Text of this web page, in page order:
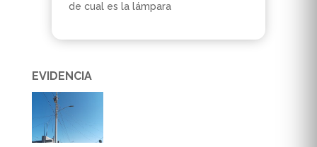
de cual es la lámpara
EVIDENCIA